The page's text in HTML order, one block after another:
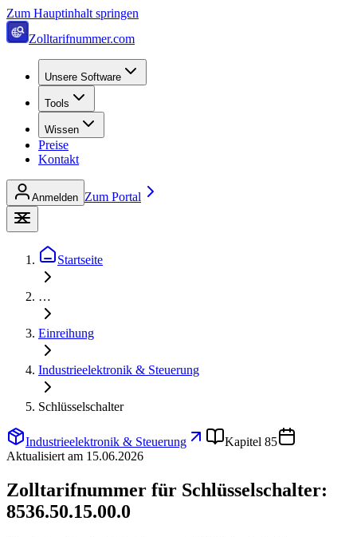
Zum Hauptinhalt springen
Zolltarifnummer.com
Unsere Software
Tools
Wissen
Preise
Kontakt
Anmelden Zum Portal
Startseite
…
Einreihung
Industrieelektronik & Steuerung
Schlüsselschalter
Industrieelektronik & Steuerung
Kapitel 85
Aktualisiert am 15.06.2026
Zolltarifnummer für Schlüsselschalter:
8536.50.15.00.0